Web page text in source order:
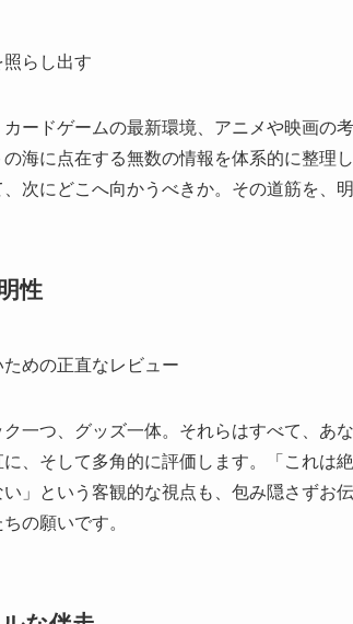
らし出す
ードゲームの最新環境、アニメや映画の
海に点在する無数の情報を体系的に整理
次にどこへ向かうべきか。その道筋を、
性
めの正直なレビュー
一つ、グッズ一体。それらはすべて、あ
、そして多角的に評価します。「これは
」という客観的な視点も、包み隠さずお
の願いです。